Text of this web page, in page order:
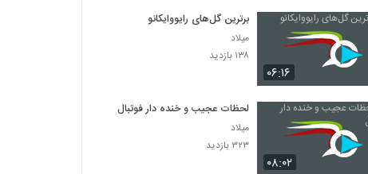
۰۶:۱۶
برترین گل‌های رایووایکانو
میلاد
۱۳۸ بازدید
۰۸:۰۲
لحظات عجیب و خنده دار فوتبال
میلاد
۳۲۳ بازدید